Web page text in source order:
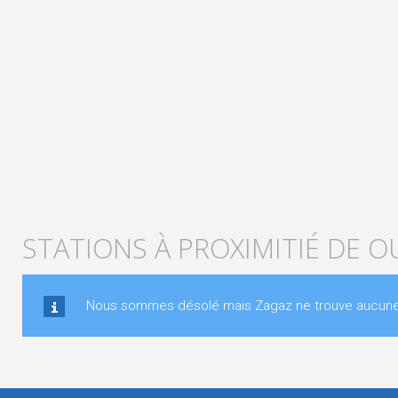
STATIONS À PROXIMITIÉ DE
Nous sommes désolé mais Zagaz ne trouve